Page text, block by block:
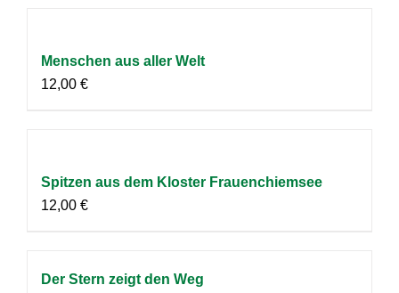
Menschen aus aller Welt
12,00 €
Spitzen aus dem Kloster Frauenchiemsee
12,00 €
Der Stern zeigt den Weg